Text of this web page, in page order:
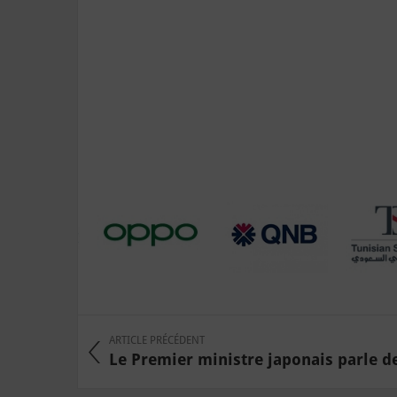
ARTICLE PRÉCÉDENT
Le Premier ministre japonais parle